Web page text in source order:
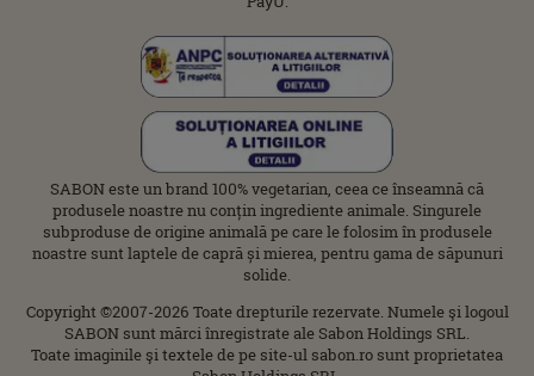
SABON este un brand 100% vegetarian, ceea ce înseamnă că
produsele noastre nu conțin ingrediente animale. Singurele
subproduse de origine animală pe care le folosim în produsele
noastre sunt laptele de capră și mierea, pentru gama de săpunuri
solide.
Copyright ©2007-2026 Toate drepturile rezervate. Numele şi logoul
SABON sunt mărci înregistrate ale Sabon Holdings SRL.
Toate imaginile şi textele de pe site-ul sabon.ro sunt proprietatea